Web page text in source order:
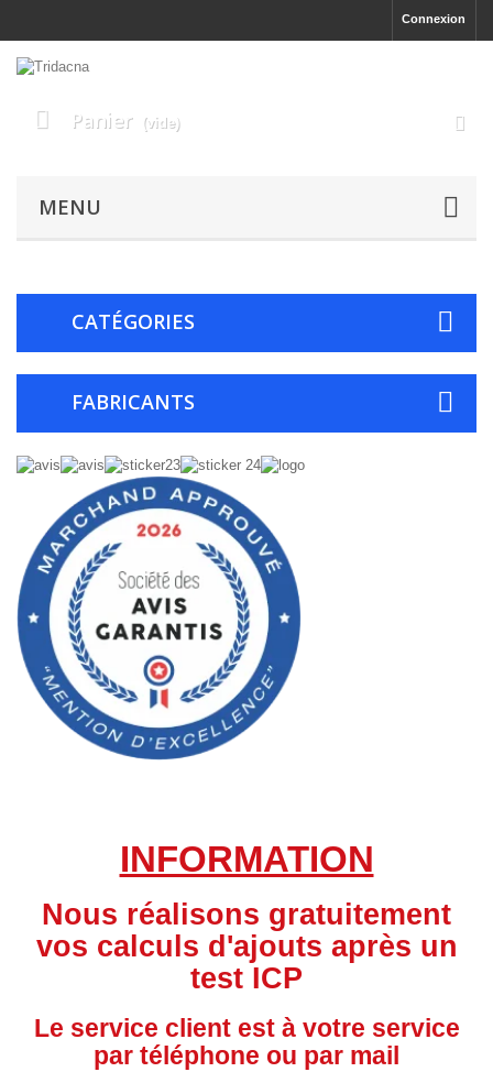
Connexion
Panier (vide)
MENU
CATÉGORIES
FABRICANTS
INFORMATION
Nous réalisons gratuitement
vos calculs d'ajouts après un
test ICP
Le service client est à votre service
par téléphone ou par mail